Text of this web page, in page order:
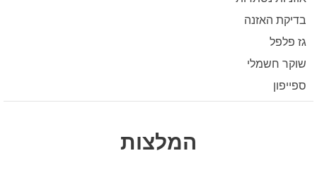
בדיקת האזנה
גז פלפל
שוקר חשמלי
ספייפון
המלצות